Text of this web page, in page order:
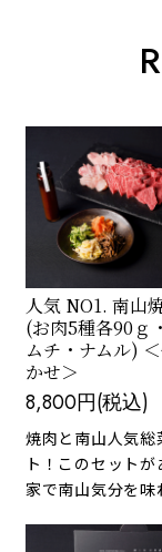
人気 NO1. 南山
(お肉5種各90ｇ
ムチ・ナムル)
かせ＞
8,800円(税込)
焼肉と南山人気総
ト！このセット
家で南山気分を味